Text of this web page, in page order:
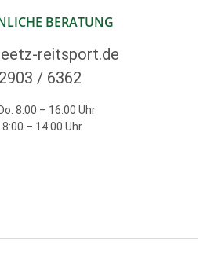
BERATUNG
reitsport.de
/ 6362
8:00 – 16:00 Uhr
8:00 – 14:00 Uhr